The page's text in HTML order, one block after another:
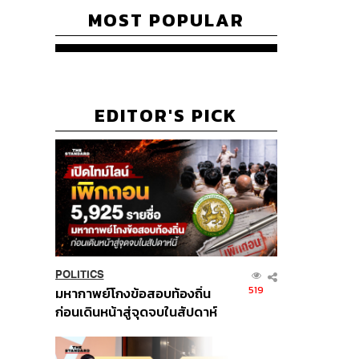
MOST POPULAR
EDITOR'S PICK
POLITICS
มหากาพย์โกงข้อสอบท้องถิ่น
ก่อนเดินหน้าสู่จุดจบในสัปดาห์
519